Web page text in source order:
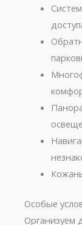
Особые
Организуем